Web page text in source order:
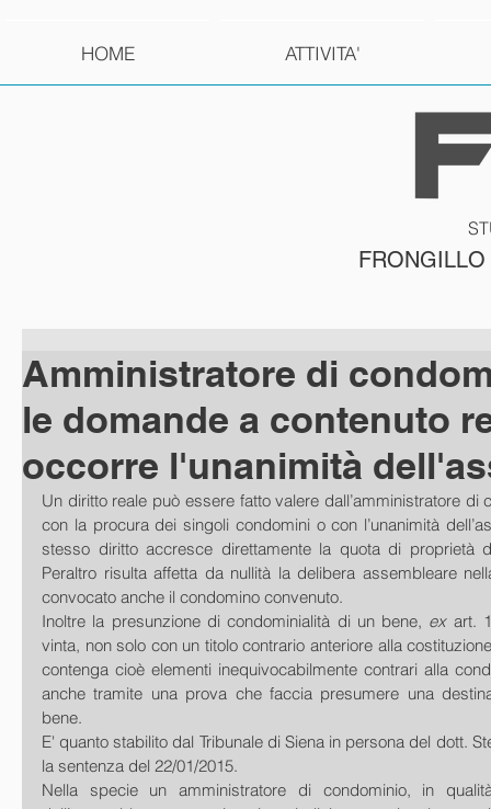
HOME ATTIVITA'
Amministratore di
le domande a contenuto
occorre l'unanimità
Un diritto reale può essere fatto valere dall’amministratore di
con la procura dei singoli condomini o con l’unanimità
stesso diritto accresce direttamente la quota di proprietà
Peraltro risulta affetta da nullità la delibera assembleare
convocato anche il condomino convenuto.
Inoltre la presunzione di condominialità di un bene, ex art.
vinta, non solo con un titolo contrario anteriore alla
contenga cioè elementi inequivocabilmente contrari alla
anche tramite una prova che faccia presumere una
bene.
E' quanto stabilito dal Tribunale di Siena in persona del dott.
la sentenza del 22/01/2015.
Nella specie un amministratore di condominio, in